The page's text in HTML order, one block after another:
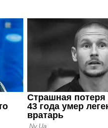
Капелло:
Аморима
в
15.06.26 13:22
Милан
тренером